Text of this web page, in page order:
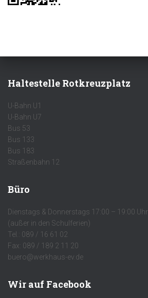
Haltestelle Rotkreuzplatz
U-Bahn U1
U-Bahn U7
Bus 53
Bus 133
Bus 183
Straßenbahn 12
Büro
Dienstags & Donnerstags 17:00 – 19:00 Uhr
(außer in den Schulferien)
Tel.: 089 / 16 61 02
Fax: 089 / 189 2 11 20
buero@werkhaus-ev.de
Wir auf Facebook